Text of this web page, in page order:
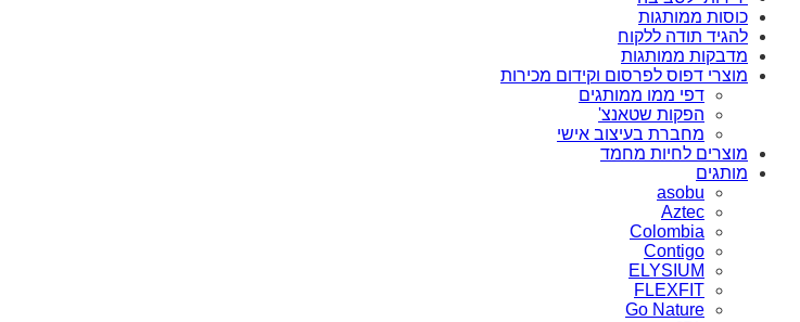
כוסות ממותגות
להגיד תודה ללקוח
מדבקות ממותגות
מוצרי דפוס לפרסום וקידום מכירות
דפי ממו ממותגים
הפקות שטאנצ'
מחברת בעיצוב אישי
מוצרים לחיות מחמד
מותגים
asobu
Aztec
Colombia
Contigo
ELYSIUM
FLEXFIT
Go Nature